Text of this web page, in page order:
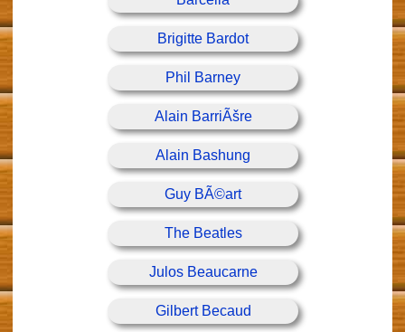
Brigitte Bardot
Phil Barney
Alain BarriÃšre
Alain Bashung
Guy BÃ©art
The Beatles
Julos Beaucarne
Gilbert Becaud